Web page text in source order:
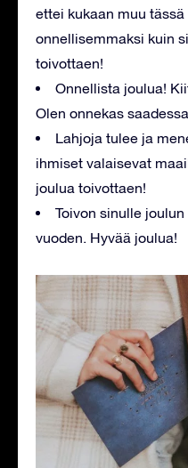
ettei kukaan muu
onnellisemmaksi kuin
toivottaen!
Onnellista joulua!
Olen onnekas
Lahjoja tulee ja
ihmiset valaisevat
joulua toivottaen!
Toivon sinulle
vuoden. Hyvää joulua!